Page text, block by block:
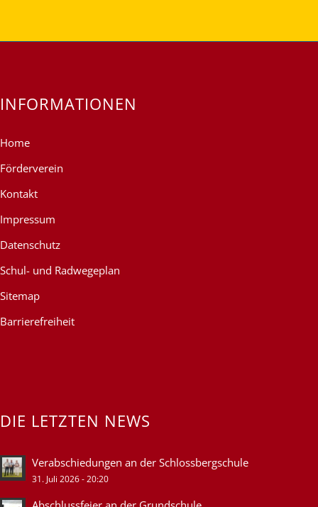
INFORMATIONEN
Home
Förderverein
Kontakt
Impressum
Datenschutz
Schul- und Radwegeplan
Sitemap
Barrierefreiheit
DIE LETZTEN NEWS
Verabschiedungen an der Schlossbergschule
31. Juli 2026 - 20:20